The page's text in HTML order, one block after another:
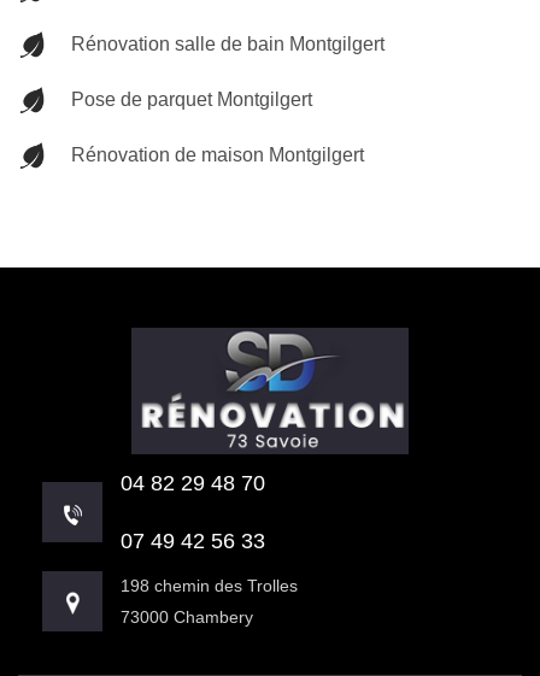
Rénovation salle de bain Montgilgert
Pose de parquet Montgilgert
Rénovation de maison Montgilgert
04 82 29 48 70
07 49 42 56 33
198 chemin des Trolles
73000 Chambery